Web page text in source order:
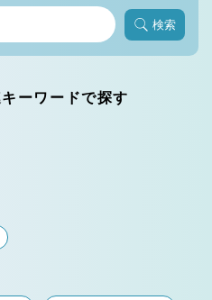
検索
ーワードで探す